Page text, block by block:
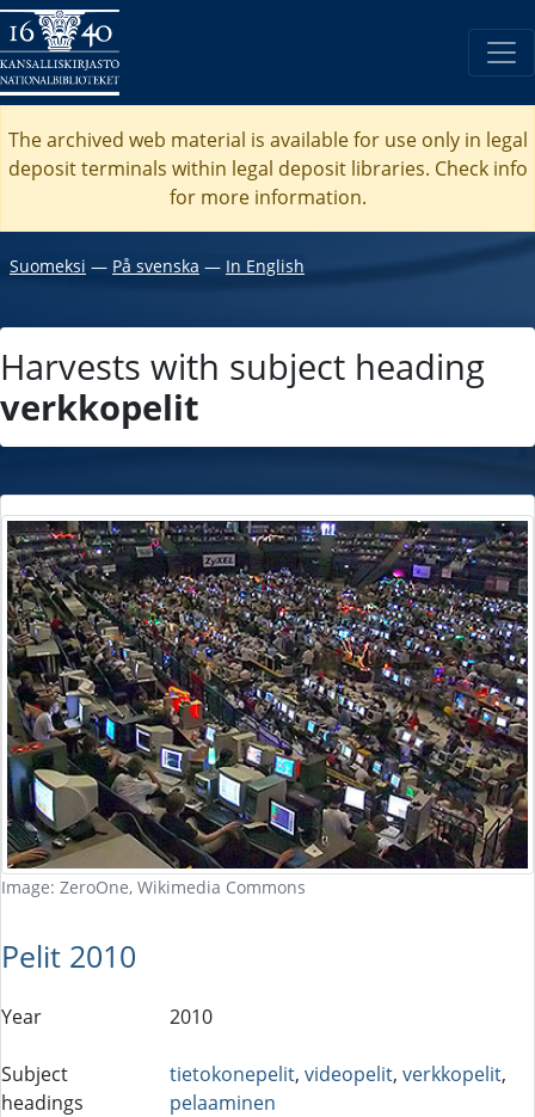
The archived web material is available for use only in legal
deposit terminals within legal deposit libraries. Check info
for more information.
Suomeksi ― På svenska ― In English
Harvests with subject heading
verkkopelit
Image: ZeroOne, Wikimedia Commons
Pelit 2010
Year 2010
Subject
headings
tietokonepelit, videopelit, verkkopelit,
pelaaminen